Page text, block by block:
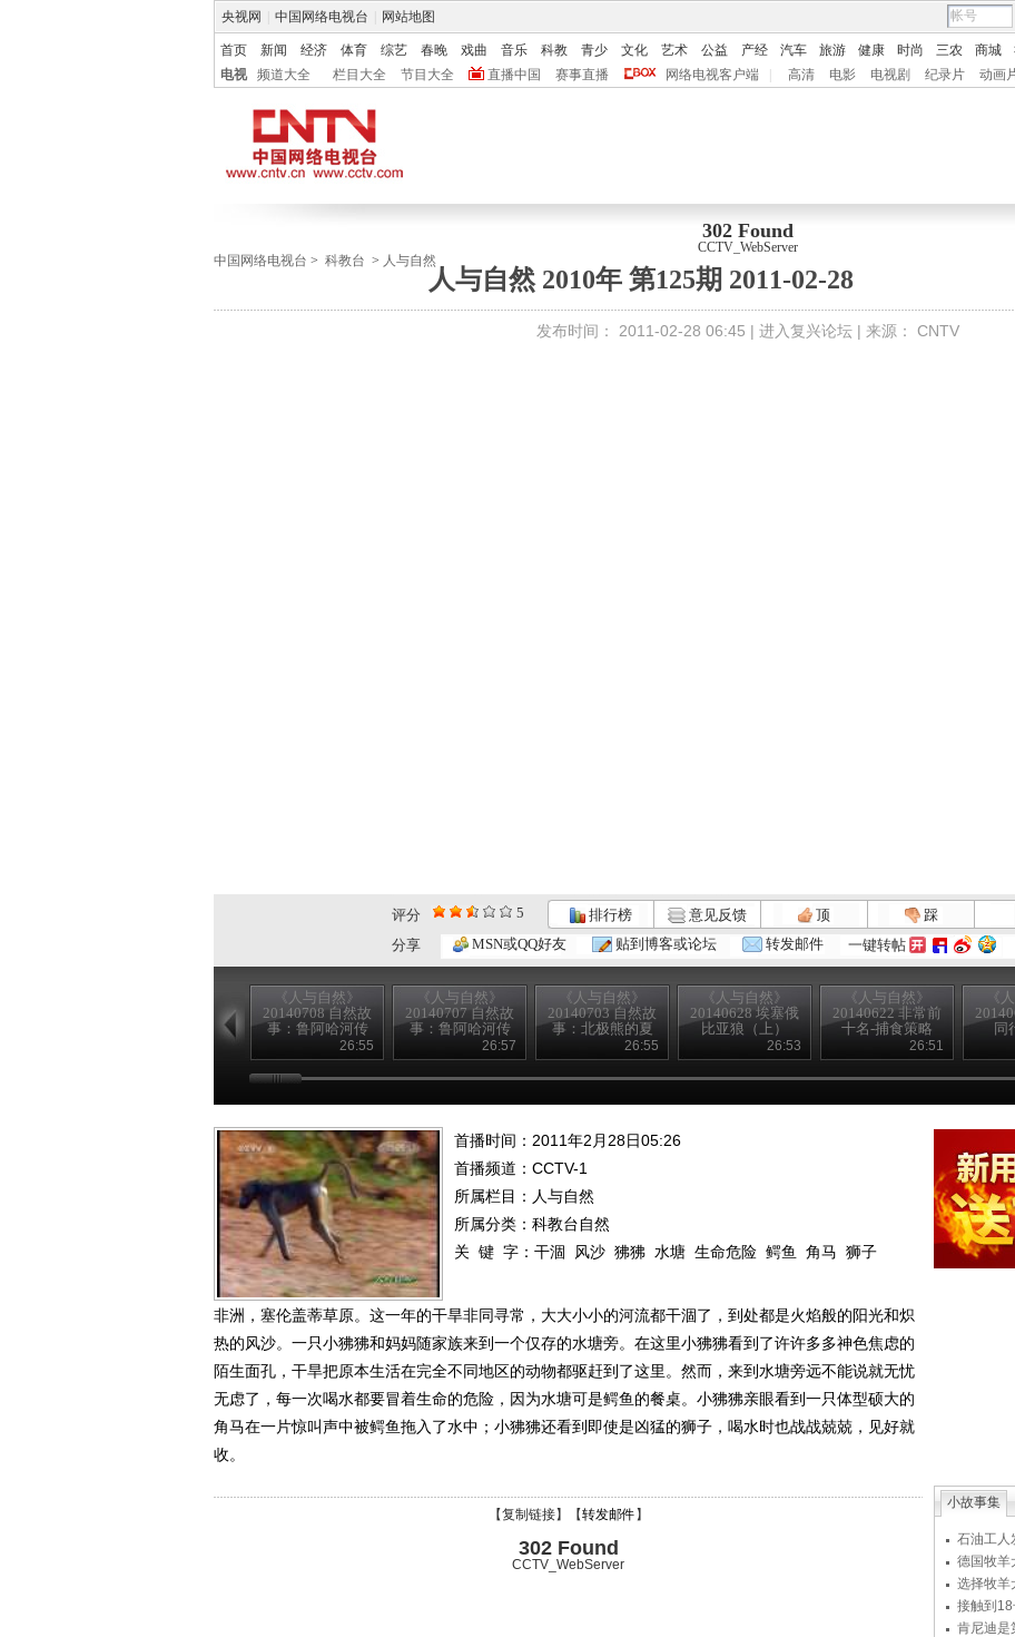
央视网 中国网络电视台 网站地图
首页 新闻 经济 体育 综艺 春晚 戏曲 音乐 科教 青少 文化 艺术 公益 产经 汽车 旅游 健康 时尚 三农 商城
电视
频道大全 栏目大全 节目大全 直播中国 赛事直播 网络电视客户端 高清 电影 电视剧 纪录片 动画
302 Found
CCTV_WebServer
中国网络电视台 > 科教台 > 人与自然
人与自然 2010年 第125期 2011-02-28
发布时间： 2011-02-28 06:45 | 进入复兴论坛 | 来源： CNTV
评分 5 排行榜 意见反馈 顶 踩
分享
MSN或QQ好友 贴到博客或论坛 转发邮件 一键转帖
《人与自然》
20140708 自然故
事：鲁阿哈河传
奇（下）26:55
《人与自然》
20140707 自然故
事：鲁阿哈河传
奇（上）26:57
《人与自然》
20140703 自然故
事：北极熊的夏
天—母与子26:55
《人与自然》
20140628 埃塞俄
比亚狼（上）
26:53
《人与自然》
20140622 非常前
十名-捕食策略
26:51
《
同
首播时间：2011年2月28日05:26
首播频道： CCTV-1
所属栏目： 人与自然
所属分类：科教台自然
关 键 字： 干涸 风沙 狒狒 水塘 生命危险 鳄鱼 角马 狮子
非洲，塞伦盖蒂草原。这一年的干旱非同寻常，大大小小的河流都干涸了，到处都是火焰般的阳光和炽
热的风沙。一只小狒狒和妈妈随家族来到一个仅存的水塘旁。在这里小狒狒看到了许许多多神色焦虑的
陌生面孔，干旱把原本生活在完全不同地区的动物都驱赶到了这里。然而，来到水塘旁远不能说就无忧
无虑了，每一次喝水都要冒着生命的危险，因为水塘可是鳄鱼的餐桌。小狒狒亲眼看到一只体型硕大的
角马在一片惊叫声中被鳄鱼拖入了水中；小狒狒还看到即使是凶猛的狮子，喝水时也战战兢兢，见好就
收。
【复制链接】【转发邮件 】
302 Found
CCTV_WebServer
小故事集
石油工人
德国牧羊
选择牧羊
接触到
肯尼迪是